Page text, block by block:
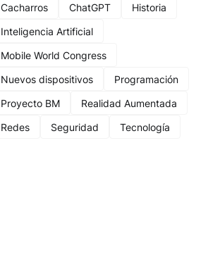
Cacharros
ChatGPT
Historia
Inteligencia Artificial
Mobile World Congress
Nuevos dispositivos
Programación
Proyecto BM
Realidad Aumentada
Redes
Seguridad Tecnología